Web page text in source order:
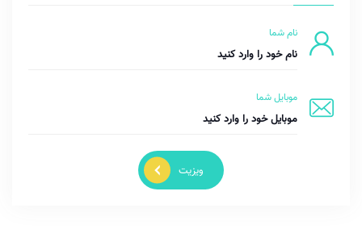
نام شما
موبایل شما
ویزیت